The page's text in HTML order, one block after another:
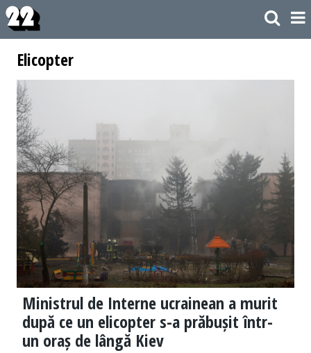
Elicopter
Ministrul de Interne ucrainean a murit
după ce un elicopter s-a prăbușit într-
un oraș de lângă Kiev